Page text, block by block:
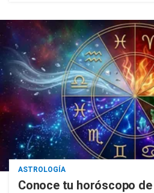
ASTROLOGÍA
Conoce tu horóscopo